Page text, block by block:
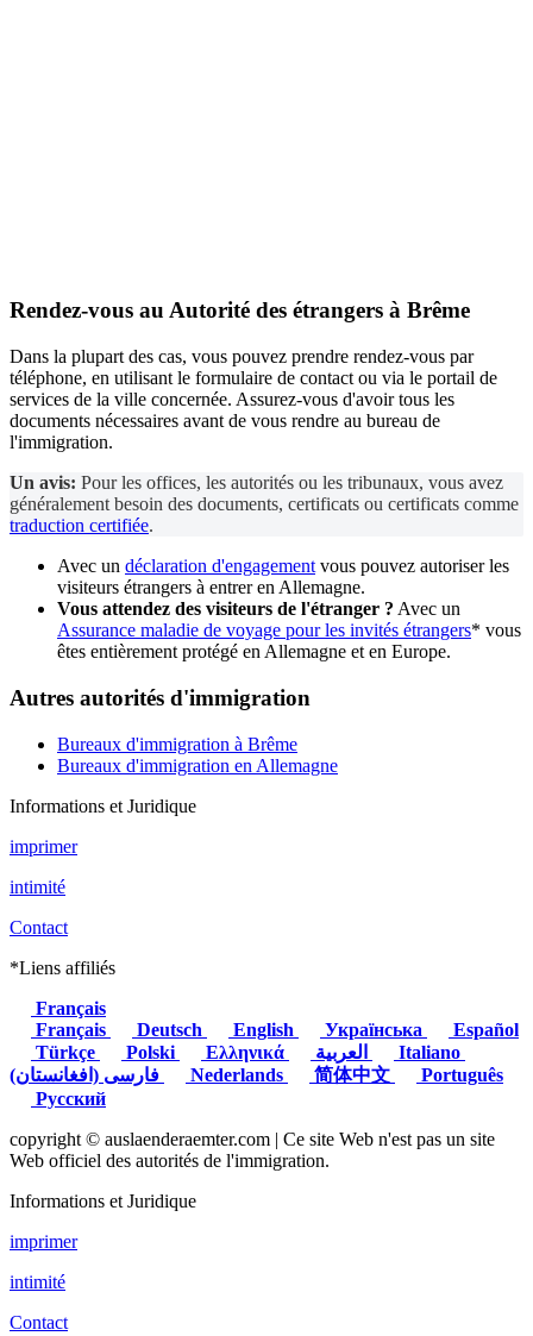
Rendez-vous au Autorité des étrangers à Brême
Dans la plupart des cas, vous pouvez prendre rendez-vous par
téléphone, en utilisant le formulaire de contact ou via le portail de
services de la ville concernée. Assurez-vous d'avoir tous les
documents nécessaires avant de vous rendre au bureau de
l'immigration.
Un avis: Pour les offices, les autorités ou les tribunaux, vous avez
généralement besoin des documents, certificats ou certificats comme
traduction certifiée.
Avec un déclaration d'engagement vous pouvez autoriser les
visiteurs étrangers à entrer en Allemagne.
Vous attendez des visiteurs de l'étranger ? Avec un
Assurance maladie de voyage pour les invités étrangers* vous
êtes entièrement protégé en Allemagne et en Europe.
Autres autorités d'immigration
Bureaux d'immigration à Brême
Bureaux d'immigration en Allemagne
Informations et Juridique
imprimer
intimité
Contact
*Liens affiliés
Français
Français
Deutsch English Українська
Español
Türkçe
Polski Ελληνικά
Italiano
Nederlands 简体中文
Português
Русский
copyright © auslaenderaemter.com | Ce site Web n'est pas un site
Web officiel des autorités de l'immigration.
Informations et Juridique
imprimer
intimité
Contact